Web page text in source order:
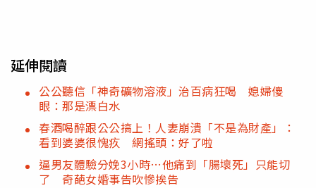
延伸閱讀
公公聽信「神奇礦物溶液」治百病狂喝 媳婦傻
眼：那是漂白水
春酒喝醉跟公公搞上！人妻崩潰「不是為財產」：
看到婆婆很愧疚 網搖頭：好了啦
逼男友體驗分娩3小時…他痛到「腸壞死」只能切
了 奇葩女婚事告吹慘挨告